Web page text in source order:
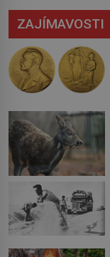
ZAJÍMAVOSTI